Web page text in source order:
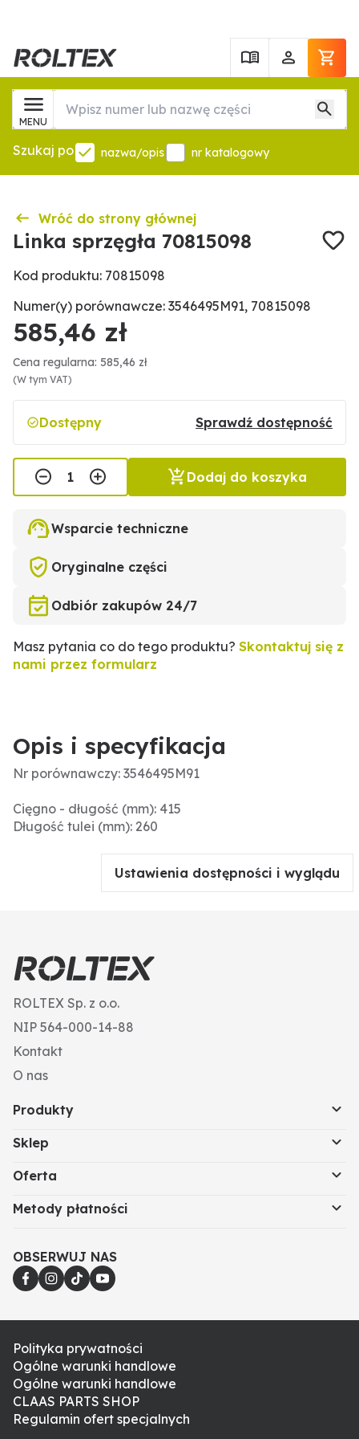
MENU
Szukaj po nazwa/opis nr katalogowy
Wróć do strony głównej
Linka sprzęgła 70815098
Kod produktu: 70815098
Numer(y) porównawcze: 3546495M91, 70815098
585,46 zł
Cena regularna: 585,46 zł
(W tym VAT)
Dostępny Sprawdź dostępność
Dodaj do koszyka
Wsparcie techniczne
Oryginalne części
Odbiór zakupów 24/7
Masz pytania co do tego produktu? Skontaktuj się z
nami przez formularz
Opis i specyfikacja
Nr porównawczy: 3546495M91
Cięgno - długość (mm): 415
Długość tulei (mm): 260
Ustawienia dostępności i wyglądu
ROLTEX Sp. z o.o.
NIP 564-000-14-88
Kontakt
O nas
Produkty
Sklep
Oferta
Metody płatności
OBSERWUJ NAS
Polityka prywatności
Ogólne warunki handlowe
Ogólne warunki handlowe
CLAAS PARTS SHOP
Regulamin ofert specjalnych